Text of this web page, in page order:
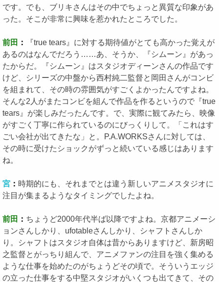
です。でも、ブリキさんはその中でちょっと異質な印象があ
った。そこが非常に興味を惹かれたところでした。
前田 ：
『true tears』に対する期待値がとても高かった覚えが
あるのはなんでだろう……あ、そうか、『シムーン』があっ
たからだ。『シムーン』はスタジオディーンさんの作品です
けど、シリーズの中盤から西村純二監督と岡田さんがコンビ
を組まれて、その時の雰囲気がすごくよかったんですよね。
そんな2人がまたコンビを組んで作品を作るというので『true
tears』が楽しみだったんです。で、実際に観てみたら、映像
がすごく丁寧に作られているのにびっくりして。「これはす
ごい会社が出てきたな」と。P.A.WORKSさんに対しては、
その時に受けたショックがずっと続いている感じはあります
ね。
宮 ： 時期的にも、それまでとは違う新しいアニメスタジオに
注目が集まるようなタイミングでしたよね。
前田 ： ちょうど2000年代半ば以降ですよね。京都アニメーシ
ョンさんしかり、ufotableさんしかり、シャフトさんしか
り。シャフトはスタジオ自体は昔からありますけど、新房昭
之監督とがっちり組んで、アニメファンの注目を強く集める
ような仕事を始めたのがちょうどその頃で。そういうエッジ
の立った仕事をする中堅スタジオがいくつも出てきて、その